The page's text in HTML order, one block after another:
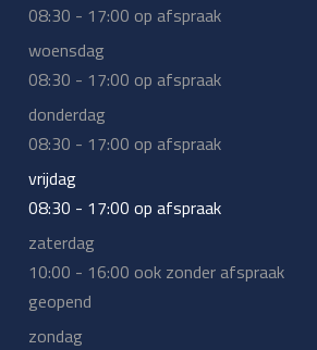
08:30 - 17:00 op afspraak
woensdag
08:30 - 17:00 op afspraak
donderdag
08:30 - 17:00 op afspraak
vrijdag
08:30 - 17:00 op afspraak
zaterdag
10:00 - 16:00 ook zonder afspraak
geopend
zondag